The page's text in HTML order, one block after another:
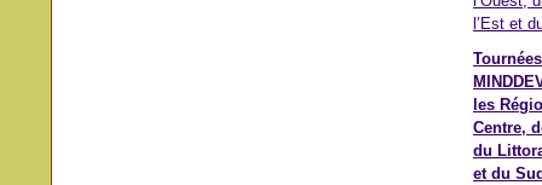
les
Centre,
du
et du Sud